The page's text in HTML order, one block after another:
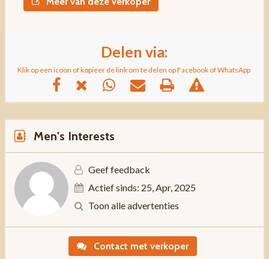
Delen via:
Klik op een icoon of kopieer de link om te delen op Facebook of WhatsApp
Men's Interests
Geef feedback
Actief sinds: 25, Apr, 2025
Toon alle advertenties
Contact met verkoper